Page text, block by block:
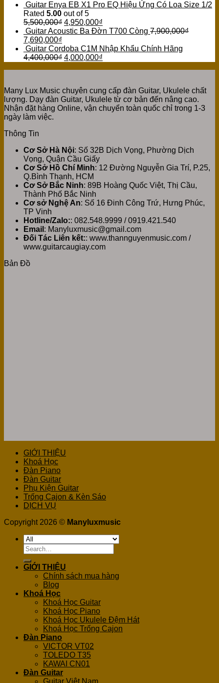
Guitar Enya EB X1 Pro EQ Hiệu Ứng Có Loa Size 1/2
Rated 5.00 out of 5
5,500,000₫ 4,950,000₫
Guitar Acoustic Ba Đờn T700 Còng 7,900,000₫
7,690,000₫
Guitar Cordoba C1M Nhập Khẩu Chính Hãng
4,400,000₫ 4,000,000₫
Many Lux Music chuyên cung cấp đàn Guitar, Ukulele chất
lượng. Dạy đàn Guitar, Ukulele từ cơ bản đến nâng cao.
Nhận đặt hàng Online, vận chuyển toàn quốc chỉ trong 1-3
ngày làm việc.
Thông Tin
Cơ Sở Hà Nội: Số 32B Dịch Vọng, Phường Dịch
Vọng, Quận Cầu Giấy
Cơ Sở Hồ Chí Minh: 12 Đường Nguyễn Gia Trí, P.25,
Q.Bình Thạnh, HCM
Cơ Sở Bắc Ninh: 89B Hoàng Quốc Việt, Thị Cầu,
Thành Phố Bắc Ninh
Cơ sở Nghệ An: Số 16 Đinh Công Trứ, Hưng Phúc,
TP Vinh
Hotline/Zalo:: 082.548.9999 / 0919.421.540
Email : Manyluxmusic@gmail.com
Đối Tác Liên kết:: www.thannguyenmusic.com /
www.guitarcaugiay.com
Bản Đồ
GIỚI THIỆU
Khoá Học
Đàn Piano
Đàn Guitar
Phụ Kiện Guitar
Trống Cajon & Kèn Sáo
DỊCH VỤ
Copyright 2026 © Manyluxmusic
Search
for:
GIỚI THIỆU
Chính sách mua hàng
Blog
Khoá Học
Khoá Học Guitar
Khoá Học Piano
Khoá Học Ukulele Đệm Hát
Khoá Học Trống Cajon
Đàn Piano
VICTOR VT02
TOLEDO T35
KAWAI CN01
Đàn Guitar